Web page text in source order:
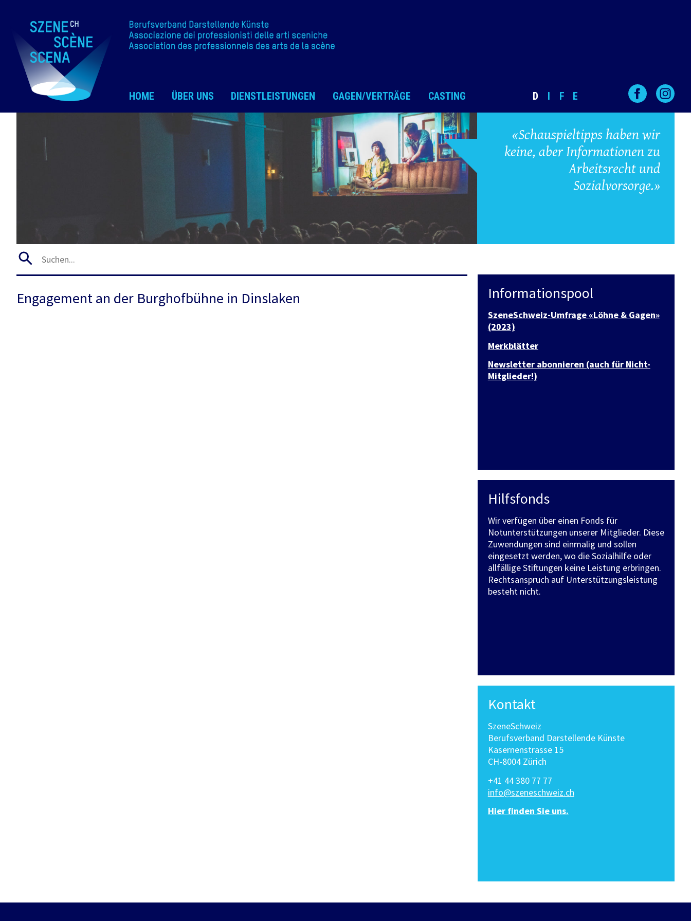
HOME ÜBER UNS DIENSTLEISTUNGEN GAGEN/VERTRÄGE CASTING D I F E
«Schauspieltipps haben wir
keine, aber Informationen zu
Arbeitsrecht und
Sozialvorsorge.»
Engagement an der Burghofbühne in Dinslaken Informationspool
SzeneSchweiz-Umfrage «Löhne & Gagen»
(2023)
Merkblätter
Newsletter abonnieren (auch für Nicht-
Mitglieder!)
Hilfsfonds
Wir verfügen über einen Fonds für
Notunterstützungen unserer Mitglieder. Diese
Zuwendungen sind einmalig und sollen
eingesetzt werden, wo die Sozialhilfe oder
allfällige Stiftungen keine Leistung erbringen.
Rechtsanspruch auf Unterstützungsleistung
besteht nicht.
Kontakt
SzeneSchweiz
Berufsverband Darstellende Künste
Kasernenstrasse 15
CH-8004 Zürich
+41 44 380 77 77
info@szeneschweiz.ch
Hier finden Sie uns.